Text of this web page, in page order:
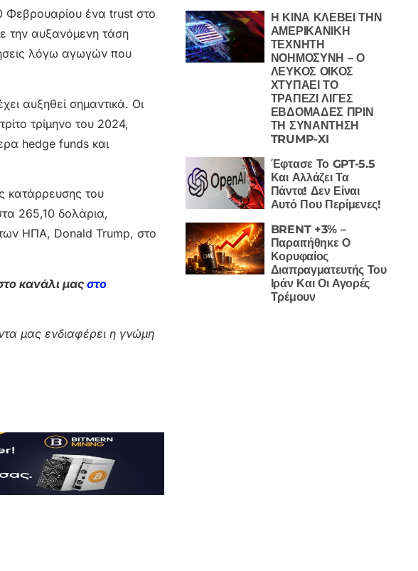
Φεβρουαρίου ένα trust στο
την αυξανόμενη τάση
λόγω αγωγών που
αυξηθεί σημαντικά. Oι
τρίμηνο του 2024,
hedge funds και
κατάρρευσης του
265,10 δολάρια,
ΗΠΑ, Donald Trump, στο
κανάλι μαςστο
μας ενδιαφέρει η γνώμη
Η ΚΙΝΑ ΚΛΕΒΕΙ ΤΗΝ
ΑΜΕΡΙΚΑΝΙΚΗ
ΤΕΧΝΗΤΗ
ΝΟΗΜΟΣΥΝΗ – Ο
ΛΕΥΚΟΣ ΟΙΚΟΣ
ΧΤΥΠΑΕΙ ΤΟ
ΤΡΑΠΕΖΙ ΛΙΓΕΣ
ΕΒΔΟΜΑΔΕΣ ΠΡΙΝ
ΤΗ ΣΥΝΑΝΤΗΣΗ
TRUMP-XI
Έφτασε Το GPT-5.5
Και Αλλάζει Τα
Πάντα! Δεν Είναι
Αυτό Που Περίμενες!
BRENT +3% –
Παραιτήθηκε Ο
Κορυφαίος
Διαπραγματευτής Του
Ιράν Και Οι Αγορές
Τρέμουν